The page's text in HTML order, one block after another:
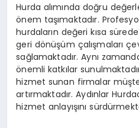
Hurda alımında doğru
önem taşımaktadır.
hurdaların değeri kısa
geri dönüşüm çalışmaları
sağlamaktadır. Aynı
önemli katkılar
hizmet sunan firmalar
artırmaktadır. Aydınlar
hizmet anlayışını